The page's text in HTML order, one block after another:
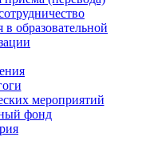
образовательной
мероприятий
фонд